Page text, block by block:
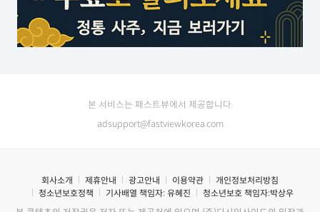
본 서비스는 패스트뷰에서 제공합니다.
adsupport@fastviewkorea.com
회사소개 제휴안내 광고안내 이용약관
개인정보처리방침
청소년보호정책
기사배열 책임자: 유혜진 청소년보호 책임자:박상우